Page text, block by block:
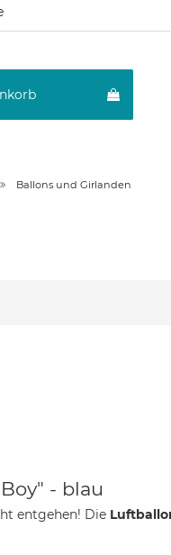
Ballons und Girlanden
- blau
entgehen! Die